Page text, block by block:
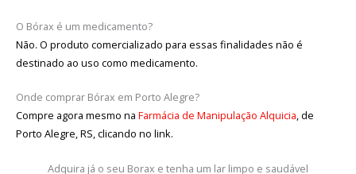
O Bórax é um medicamento?
Não. O produto comercializado para essas finalidades não é
destinado ao uso como medicamento.
Onde comprar Bórax em Porto Alegre?
Compre agora mesmo na Farmácia de Manipulação Alquicia, de
Porto Alegre, RS, clicando no link.
Adquira já o seu Borax e tenha um lar limpo e saudável